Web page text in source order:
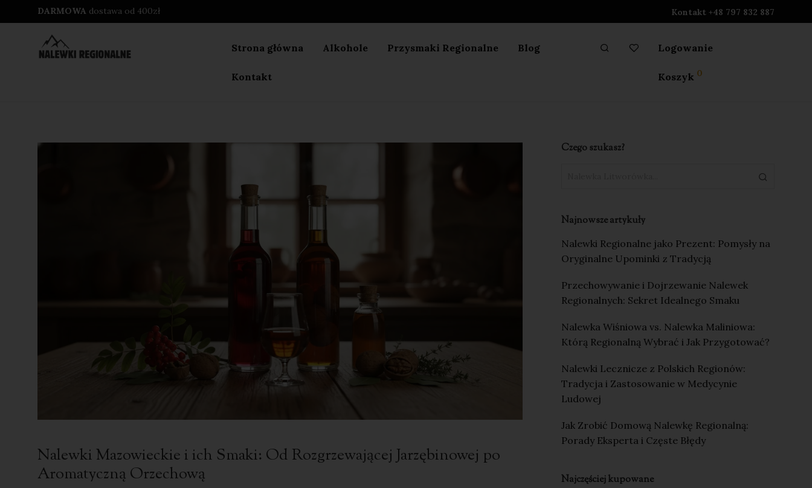
DARMOWA dostawa od 400zł Kontakt +48 797 832 887
Strona główna Alkohole Przysmaki Regionalne Blog
Kontakt
Logowanie
Koszyk 0
Nalewki Mazowieckie i ich Smaki: Od Rozgrzewającej Jarzębinowej po
Aromatyczną Orzechową
Czego szukasz?
Najnowsze artykuły
Nalewki Regionalne jako Prezent: Pomysły na
Oryginalne Upominki z Tradycją
Przechowywanie i Dojrzewanie Nalewek
Regionalnych: Sekret Idealnego Smaku
Nalewka Wiśniowa vs. Nalewka Maliniowa:
Którą Regionalną Wybrać i Jak Przygotować?
Nalewki Lecznicze z Polskich Regionów:
Tradycja i Zastosowanie w Medycynie
Ludowej
Jak Zrobić Domową Nalewkę Regionalną:
Porady Eksperta i Częste Błędy
Najczęściej kupowane